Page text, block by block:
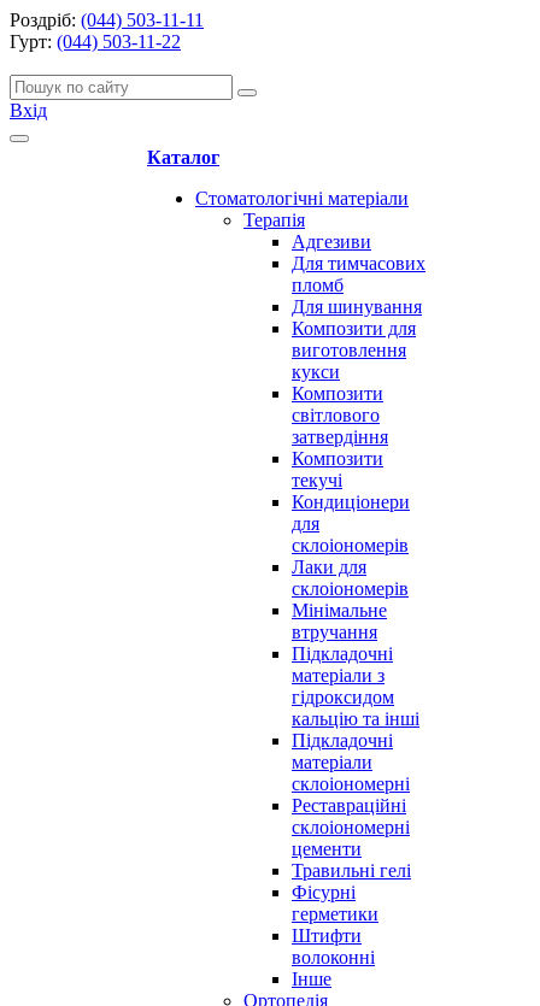
Роздріб: (044) 503-11-11
Гурт: (044) 503-11-22
Вхід
Каталог
Стоматологічні матеріали
Терапія
Адгезиви
Для тимчасових
пломб
Для шинування
Композити для
виготовлення
кукси
Композити
світлового
затвердіння
Композити
текучі
Кондиціонери
для
склоіономерів
Лаки для
склоіономерів
Мінімальне
втручання
Підкладочні
матеріали з
гідроксидом
кальцію та інші
Підкладочні
матеріали
склоіономерні
Реставраційні
склоіономерні
цементи
Травильні гелі
Фісурні
герметики
Штифти
волоконні
Інше
Ортопедія